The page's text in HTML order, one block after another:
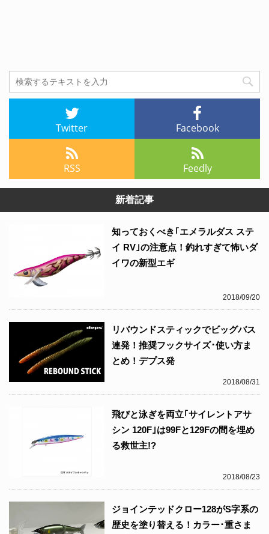
Twitter Facebook
RSS Feedly
新着記事
2018/09/20
知っておくべき｢エメラルダス ステ
イ RV｣の注意点！釣れすぎて怖いダ
イワの新型エギ
2018/08/31
リバウンドスティックでビッグバス
連発！推奨フックサイズ･使い方ま
とめ！デプス発
2018/08/23
飛びと泳ぎを両立｢サイレントアサ
シン 120F｣は99Fと129Fの間を埋め
る救世主!?
ジョインテッドクロー128がS字系の
歴史を塗り替える！カラー･重さま